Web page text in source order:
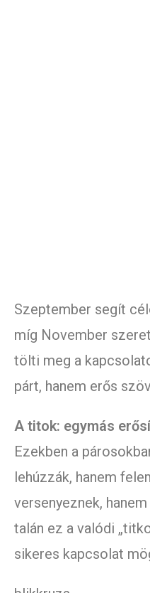
Szeptember segít
míg November
tölti meg a
párt, hanem erős
A titok: egymás
Ezekben a
lehúzzák, hanem
versenyeznek,
talán ez a valódi
sikeres kapcsolat